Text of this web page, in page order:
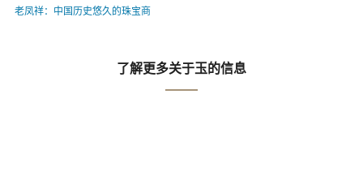
老凤祥：中国历史悠久的珠宝商
了解更多关于玉的信息